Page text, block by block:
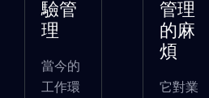
驗管
理
當今的
工作環
管理
的麻
煩
它對業